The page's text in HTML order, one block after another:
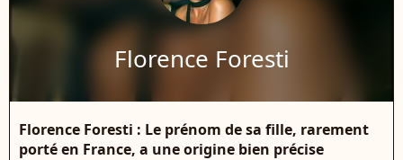
Florence Foresti
Florence Foresti : Le prénom de sa fille, rarement
porté en France, a une origine bien précise